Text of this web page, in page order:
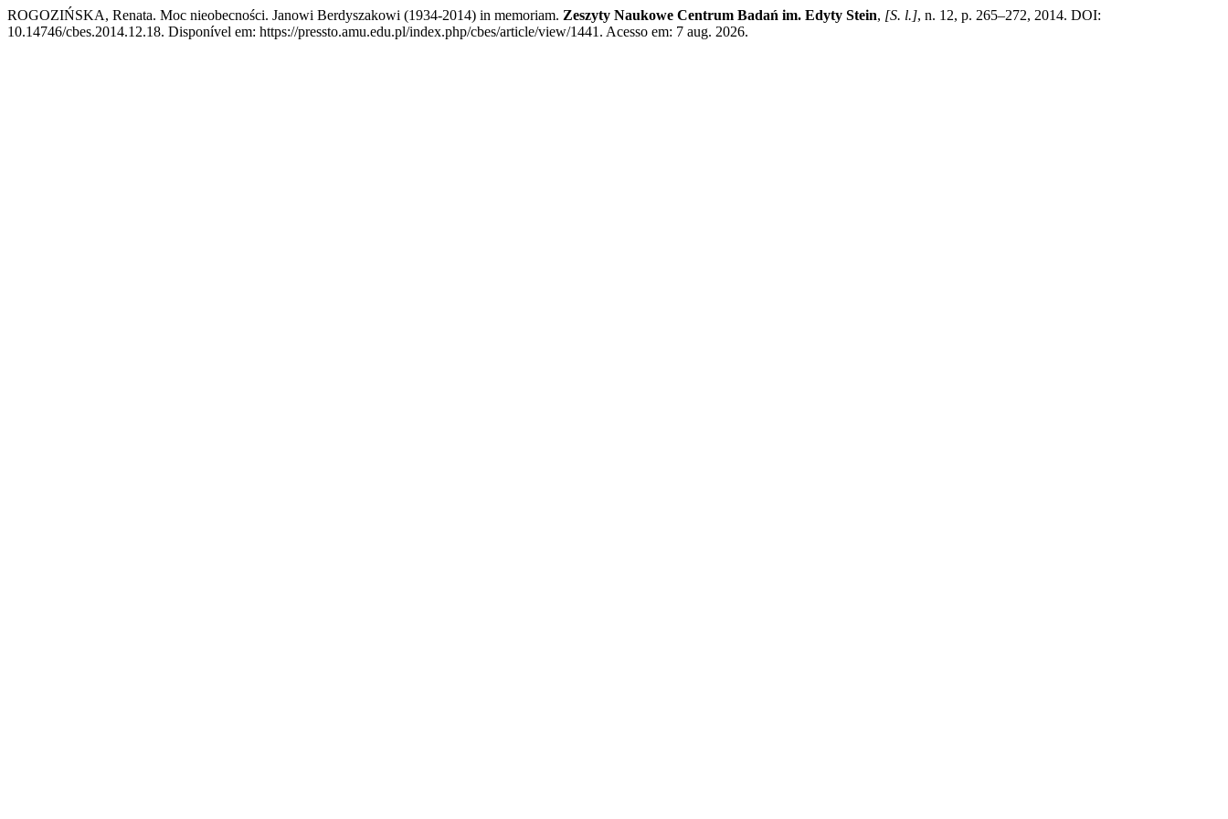
ROGOZIŃSKA, Renata. Moc nieobecności. Janowi Berdyszakowi (1934-2014) in memoriam. Zeszyty Naukowe Centrum Badań im. Edyty Stein, [S. l.], n. 12, p. 265–272, 2014. DOI:
10.14746/cbes.2014.12.18. Disponível em: https://pressto.amu.edu.pl/index.php/cbes/article/view/1441. Acesso em: 7 aug. 2026.